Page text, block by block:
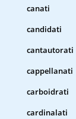
canati
candidati
cantautorati
cappellanati
carboidrati
cardinalati